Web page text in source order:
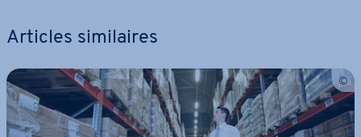
Articles si­mi­laires